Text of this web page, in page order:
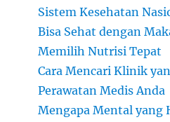
Sistem Kesehatan
Bisa Sehat dengan
Memilih Nutrisi Tepat
Cara Mencari Klinik
Perawatan Medis Anda
Mengapa Mental yang